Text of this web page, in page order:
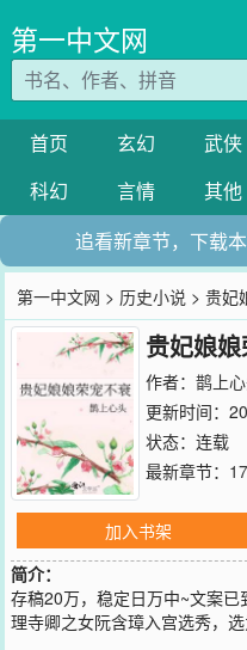
第一中文网
首页 玄幻 武侠
科幻
言情 其他
追看新章节，下载
第一中文网 > 历史小说 > 贵妃
贵妃娘
作者： 鹊上
更新时间：
状态：连载
最新章节：
加入书架
简介：
存稿20万，稳定日万中~文案
理寺卿之女阮含璋入宫选秀，